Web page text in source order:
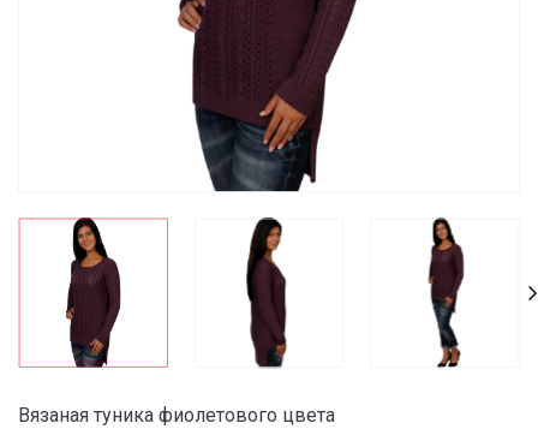
Вязаная туника фиолетового цвета